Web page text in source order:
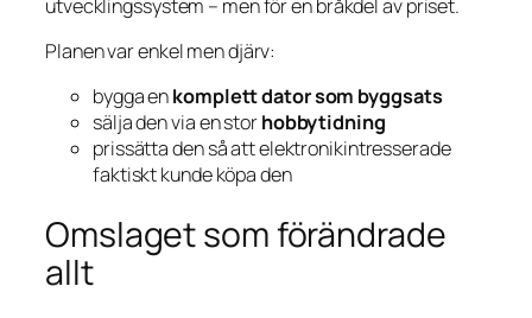
utvecklingssystem – men för en bråkdel av priset.
Planen var enkel men djärv:
bygga enkomplett dator som byggsats
sälja den via en storhobbytidning
prissätta den så att elektronikintresserade
faktiskt kunde köpa den
Omslaget som förändrade
allt